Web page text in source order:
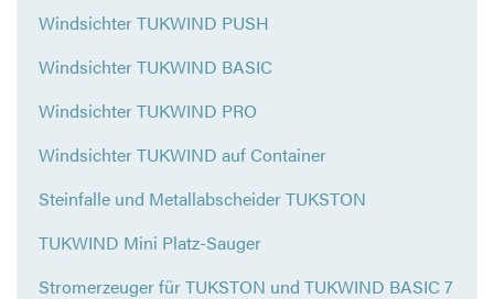
Windsichter TUKWIND PUSH
Windsichter TUKWIND BASIC
Windsichter TUKWIND PRO
Windsichter TUKWIND auf Container
Steinfalle und Metallabscheider TUKSTON
TUKWIND Mini Platz-Sauger
Stromerzeuger für TUKSTON und TUKWIND BASIC 7